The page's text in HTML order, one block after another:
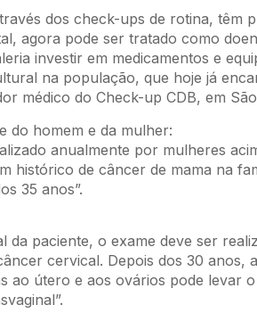
dos check-ups de rotina, têm
agora pode ser tratado como
investir em medicamentos e
na população, que hoje já
médico do Check-up CDB, em
do homem e da mulher:
anualmente por mulheres
histórico de câncer de mama na
35 anos”.
da paciente, o exame deve ser
cervical. Depois dos 30 anos,
ao útero e aos ovários pode levar